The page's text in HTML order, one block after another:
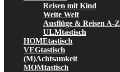
Reisen mit Kind
Weite Welt
Ausflüge & Reisen A-Z
ULMtastisch
HOMEtastisch
VEGtastisch
(M)Achtsamkeit
MOMtastisch